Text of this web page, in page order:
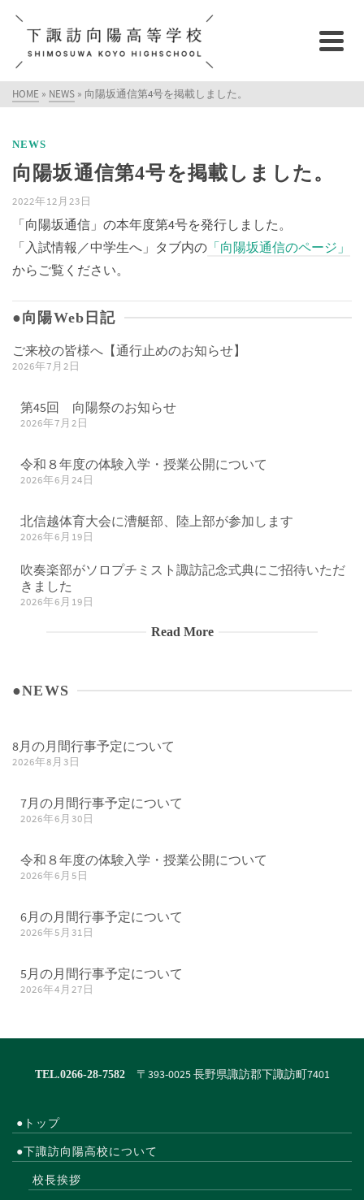
HOME » NEWS » 向陽坂通信第4号を掲載しました。
NEWS
向陽坂通信第4号を掲載しました。
2022年12月23日
「向陽坂通信」の本年度第4号を発行しました。
「入試情報／中学生へ」タブ内の 「向陽坂通信のページ」
からご覧ください。
●向陽Web日記
ご来校の皆様へ【通行止めのお知らせ】
2026年7月2日
第45回 向陽祭のお知らせ
2026年7月2日
令和８年度の体験入学・授業公開について
2026年6月24日
北信越体育大会に漕艇部、陸上部が参加します
2026年6月19日
吹奏楽部がソロプチミスト諏訪記念式典にご招待いただ
きました
2026年6月19日
Read More
●NEWS
8月の月間行事予定について
2026年8月3日
7月の月間行事予定について
2026年6月30日
令和８年度の体験入学・授業公開について
2026年6月5日
6月の月間行事予定について
2026年5月31日
5月の月間行事予定について
2026年4月27日
TEL.0266-28-7582 〒393-0025 長野県諏訪郡下諏訪町7401
●トップ
●下諏訪向陽高校について
校長挨拶